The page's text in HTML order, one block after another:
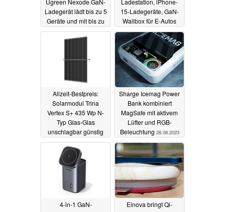
Ladegerät lädt bis zu 5
Geräte und mit bis zu
15-Ladegeräte, GaN-
Wallbox für E-Autos
und mehr04.09.2023
Allzeit-Bestpreis:
Solarmodul Trina
Vertex S+ 435 Wp N-
Typ Glas-Glas
unschlagbar günstig
Sharge Icemag Power
Bank kombiniert
MagSafe mit aktivem
Lüfter und RGB-
Beleuchtung 28.08.2023
4-in-1 GaN-
Einova bringt Qi-